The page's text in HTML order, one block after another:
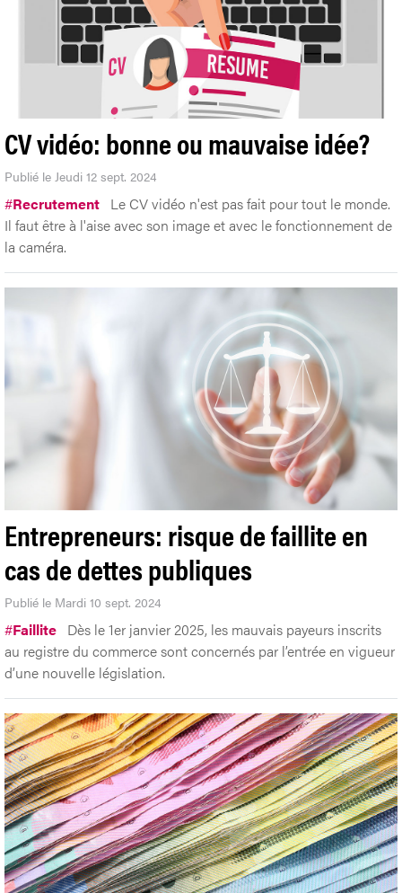
CV vidéo: bonne ou mauvaise idée?
Publié le Jeudi 12 sept. 2024
#Recrutement Le CV vidéo n'est pas fait pour tout le monde.
Il faut être à l'aise avec son image et avec le fonctionnement de
la caméra.
Entrepreneurs: risque de faillite en
cas de dettes publiques
Publié le Mardi 10 sept. 2024
#Faillite Dès le 1er janvier 2025, les mauvais payeurs inscrits
au registre du commerce sont concernés par l’entrée en vigueur
d’une nouvelle législation.